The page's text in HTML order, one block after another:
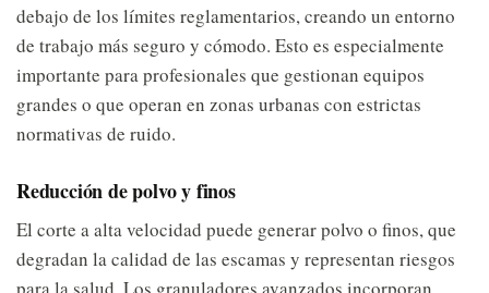
debajo de los límites reglamentarios, creando un entorno
de trabajo más seguro y cómodo. Esto es especialmente
importante para profesionales que gestionan equipos
grandes o que operan en zonas urbanas con estrictas
normativas de ruido.
Reducción de polvo y finos
El corte a alta velocidad puede generar polvo o finos, que
degradan la calidad de las escamas y representan riesgos
para la salud. Los granuladores avanzados incorporan